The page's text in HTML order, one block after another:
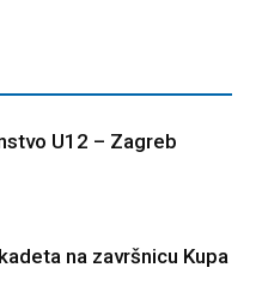
U12 – Zagreb
na završnicu Kupa